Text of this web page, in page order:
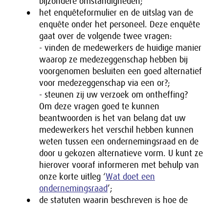
het enquêteformulier en de uitslag van de
enquête onder het personeel. Deze enquête
gaat over de volgende twee vragen:
- vinden de medewerkers de huidige manier
waarop ze medezeggenschap hebben bij
voorgenomen besluiten een goed alternatief
voor medezeggenschap via een or?;
- steunen zij uw verzoek om ontheffing?
Om deze vragen goed te kunnen
beantwoorden is het van belang dat uw
medewerkers het verschil hebben kunnen
weten tussen een ondernemingsraad en de
door u gekozen alternatieve vorm. U kunt ze
hierover vooraf informeren met behulp van
onze korte uitleg ‘Wat doet een
ondernemingsraad’;
de statuten waarin beschreven is hoe de